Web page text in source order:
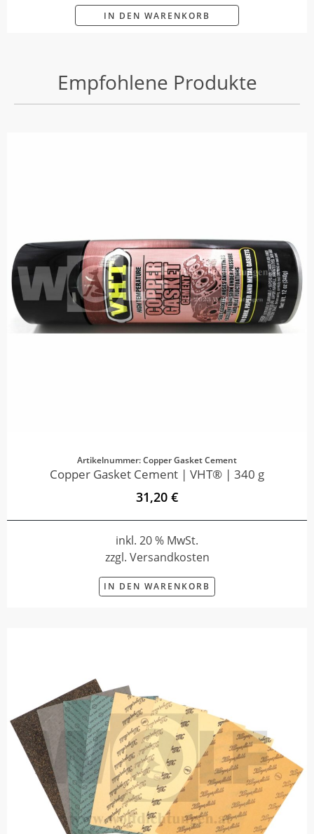
IN DEN WARENKORB
Empfohlene Produkte
Artikelnummer: Copper Gasket Cement
Copper Gasket Cement | VHT® | 340 g
31,20 €
inkl. 20 % MwSt.
zzgl. Versandkosten
IN DEN WARENKORB